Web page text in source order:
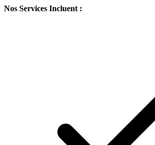
Nos Services Incluent :